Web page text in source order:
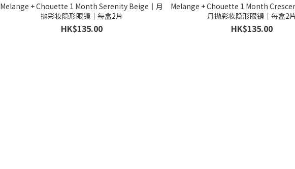
Melange + Chouette 1 Month Serenity Beige｜月
抛彩妆隐形眼镜｜每盒2片
HK$135.00
Melange + Chouette 1 Month
月抛彩妆隐形眼镜｜每盒2
HK$135.00